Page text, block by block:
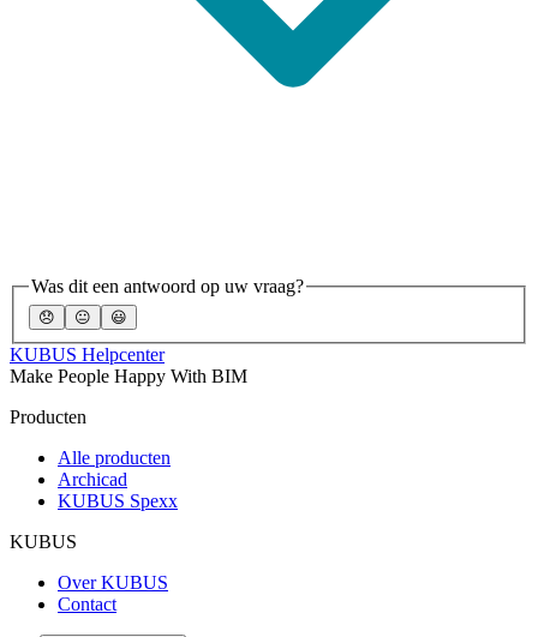
Was dit een antwoord op uw vraag?
😞 😐 😃
KUBUS Helpcenter
Make People Happy With BIM
Producten
Alle producten
Archicad
KUBUS Spexx
KUBUS
Over KUBUS
Contact